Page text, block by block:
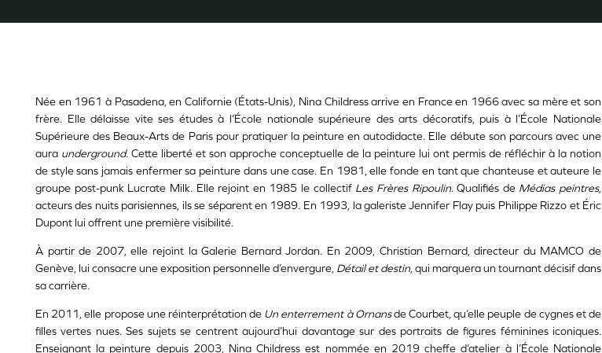
Née en 1961 à Pasadena, en Californie (États-Unis), Nina Childress arrive en France en 1966 avec sa mère et son
frère. Elle délaisse vite ses études à l’École nationale supérieure des arts décoratifs, puis à l’École Nationale
Supérieure des Beaux-Arts de Paris pour pratiquer la peinture en autodidacte. Elle débute son parcours avec une
aura underground. Cette liberté et son approche conceptuelle de la peinture lui ont permis de réfléchir à la notion
de style sans jamais enfermer sa peinture dans une case. En 1981, elle fonde en tant que chanteuse et auteure le
groupe post-punk Lucrate Milk. Elle rejoint en 1985 le collectif Les Frères Ripoulin. Qualifiés de Médias peintres,
acteurs des nuits parisiennes, ils se séparent en 1989. En 1993, la galeriste Jennifer Flay puis Philippe Rizzo et Éric
Dupont lui offrent une première visibilité.
À partir de 2007, elle rejoint la Galerie Bernard Jordan. En 2009, Christian Bernard, directeur du MAMCO de
Genève, lui consacre une exposition personnelle d’envergure, Détail et destin, qui marquera un tournant décisif dans
sa carrière.
En 2011, elle propose une réinterprétation de Un enterrement à Ornansde Courbet, qu’elle peuple de cygnes et de
filles vertes nues. Ses sujets se centrent aujourd’hui davantage sur des portraits de figures féminines iconiques.
Enseignant la peinture depuis 2003, Nina Childress est nommée en 2019 cheffe d’atelier à l’École Nationale